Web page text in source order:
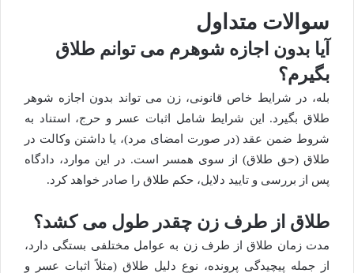
سوالات متداول
آیا بدون اجازه شوهرم می توانم طلاق
بگیرم؟
بله، در شرایط خاص قانونی، زن می تواند بدون اجازه شوهر
طلاق بگیرد. این شرایط شامل اثبات عسر و حرج، استناد به
شروط ضمن عقد (در صورت امضای مرد)، یا داشتن وکالت در
طلاق (حق طلاق) از سوی همسر است. در این موارد، دادگاه
پس از بررسی و تایید دلایل، حکم طلاق را صادر خواهد کرد.
طلاق از طرف زن چقدر طول می کشد؟
مدت زمان طلاق از طرف زن به عوامل مختلفی بستگی دارد،
از جمله پیچیدگی پرونده، نوع دلیل طلاق (مثلاً اثبات عسر و